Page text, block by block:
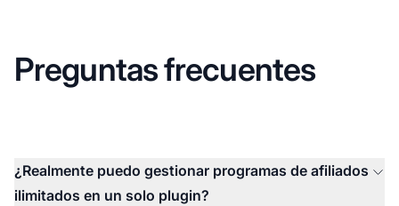
Preguntas frecuentes
¿Realmente puedo gestionar programas de afiliados
ilimitados en un solo plugin?